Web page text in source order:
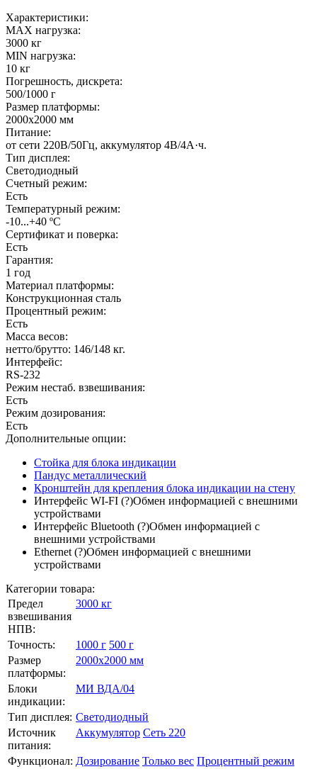
Характеристики:
MAX нагрузка:
3000 кг
MIN нагрузка:
10 кг
Погрешность, дискрета:
500/1000 г
Размер платформы:
2000х2000 мм
Питание:
от сети 220В/50Гц, аккумулятор 4В/4А·ч.
Тип дисплея:
Светодиодный
Счетный режим:
Есть
Температурный режим:
-10...+40 ºС
Сертификат и поверка:
Есть
Гарантия:
1 год
Материал платформы:
Конструкционная сталь
Процентный режим:
Есть
Масса весов:
нетто/брутто: 146/148 кг.
Интерфейс:
RS-232
Режим нестаб. взвешивания:
Есть
Режим дозирования:
Есть
Дополнительные опции:
Стойка для блока индикации
Пандус металлический
Кронштейн для крепления блока индикации на стену
Интерфейс WI-FI (?)Обмен информацией с внешними
устройствами
Интерфейс Bluetooth (?)Обмен информацией с
внешними устройствами
Ethernet (?)Обмен информацией с внешними
устройствами
Категории товара:
Предел
взвешивания
НПВ:
3000 кг
Точность: 1000 г 500 г
Размер
платформы:
2000х2000 мм
Блоки
индикации:
МИ ВДА/04
Тип дисплея: Светодиодный
Источник
питания:
Аккумулятор Сеть 220
Функционал: Дозирование Только вес Процентный режим